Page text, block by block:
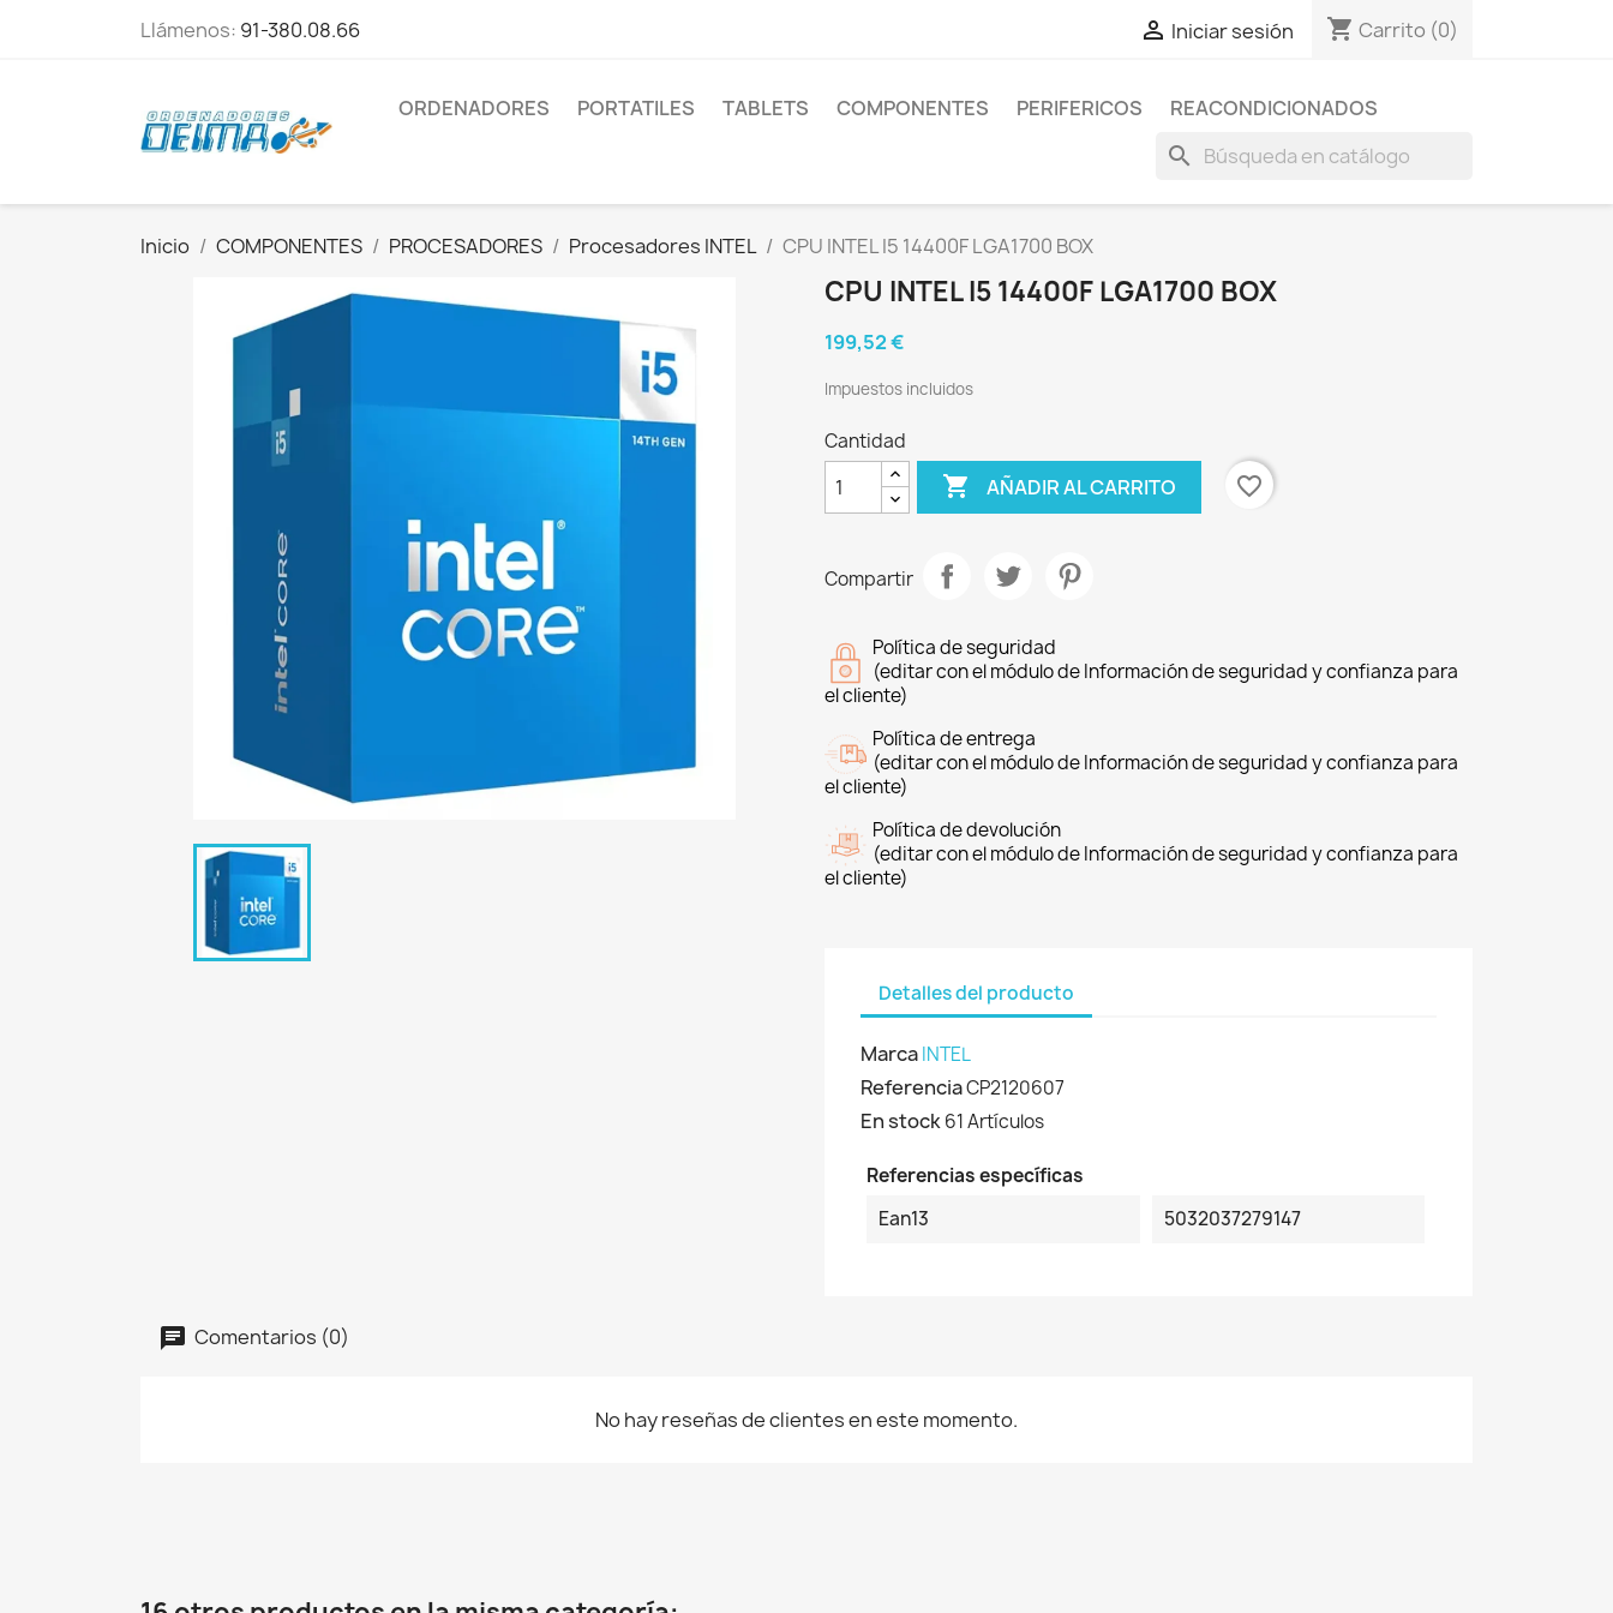
Llámenos: 91-380.08.66  Iniciar sesión shopping_cart Carrito (0)
ORDENADORES PORTATILES TABLETS COMPONENTES PERIFERICOS REACONDICIONADOS
search
Inicio COMPONENTES PROCESADORES Procesadores INTEL CPU INTEL I5 14400F LGA1700 BOX
CPU INTEL I5 14400F LGA1700 BOX
199,52 €
Impuestos incluidos
Cantidad
 AÑADIR AL CARRITO favorite_border
Compartir
Política de seguridad
(editar con el módulo de Información de seguridad y confianza para
el cliente)
Política de entrega
(editar con el módulo de Información de seguridad y confianza para
el cliente)
Política de devolución
(editar con el módulo de Información de seguridad y confianza para
el cliente)
Detalles del producto
MarcaINTEL
ReferenciaCP2120607
En stock61 Artículos
Referencias específicas
Ean13
5032037279147
Comentarios (0)
No hay reseñas de clientes en este momento.